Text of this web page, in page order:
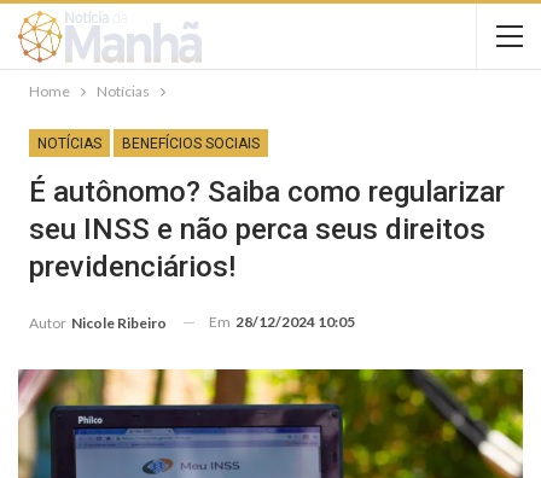
Home Notícias
NOTÍCIAS BENEFÍCIOS SOCIAIS
É autônomo? Saiba como regularizar
seu INSS e não perca seus direitos
previdenciários!
Autor Nicole Ribeiro Em 28/12/2024 10:05